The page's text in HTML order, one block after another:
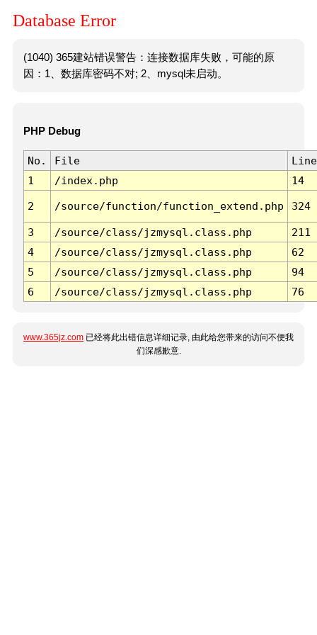
Database Error
(1040) 365建站错误警告：连接数据库失败，可能的原
因：1、数据库密码不对; 2、mysql未启动。
PHP Debug
No. File
Line
1
/index.php 14
2 /source/function/function_extend.php 324
3 /source/class/jzmysql.class.php
211
4
/source/class/jzmysql.class.php
62
5
/source/class/jzmysql.class.php
94
6
/source/class/jzmysql.class.php 76
www.365jz.com 已经将此出错信息详细记录, 由此给您带来的访问不便我
们深感歉意.